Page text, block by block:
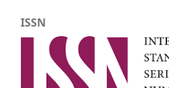
ISSN